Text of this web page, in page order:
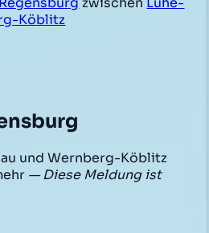
Köblitz
und Wernberg-Köblitz
— Diese Meldung ist